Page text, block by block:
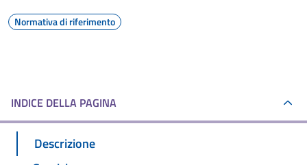
Normativa di riferimento
INDICE DELLA PAGINA
Descrizione